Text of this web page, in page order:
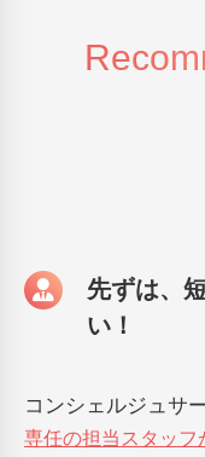
先ずは、
い！
コンシェルジュサ
専任の担当スタッフ